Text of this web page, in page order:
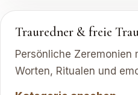
Trauredner & freie
Persönliche Zeremonien
Worten, Ritualen und